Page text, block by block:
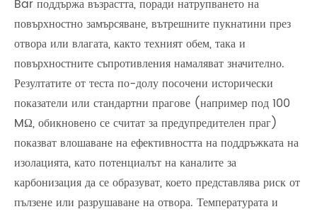
Bar поддържа възрастта, поради натрупването на
повърхностно замърсяване, вътрешните пукнатини през
отвора или влагата, както техният обем, така и
повърхностните съпротивления намаляват значително.
Резултатите от теста по-долу посочени исторически
показатели или стандартни прагове (например под 100
MΩ, обикновено се считат за предупредителен праг)
показват влошаване на ефективността на поддръжката на
изолацията, като потенциалът на каналите за
карбонизация да се образуват, което представлява риск от
пълзене или разрушаване на отвора. Температурата и